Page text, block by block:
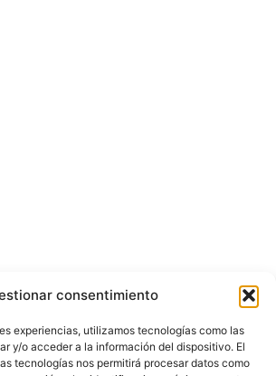
consentimiento
experiencias, utilizamos tecnologías como las
y/o acceder a la información del dispositivo. El
tecnologías nos permitirá procesar datos como